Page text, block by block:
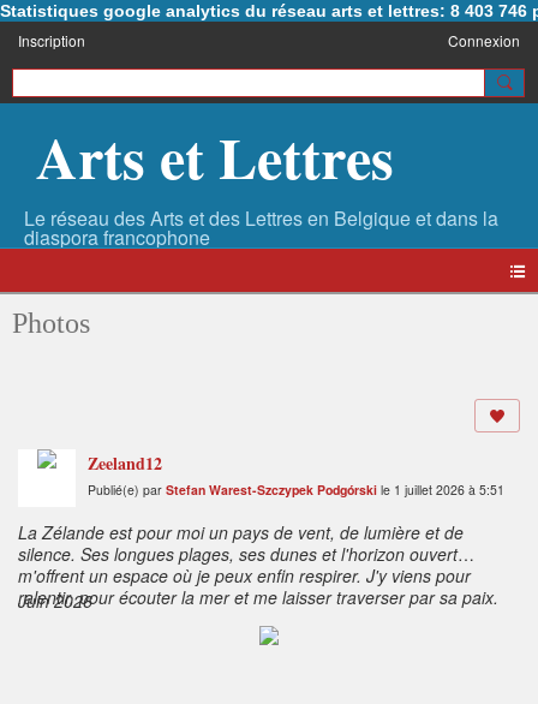
Statistiques google analytics du réseau arts et lettres: 8 403 746
Inscription Connexion
Arts et Lettres
Photos
Zeeland12
Publié(e) par Stefan Warest-Szczypek Podgórski le 1 juillet 2026 à 5:51
La Zélande est pour moi un pays de vent, de lumière et de
silence. Ses longues plages, ses dunes et l'horizon ouvert
m'offrent un espace où je peux enfin respirer. J'y viens pour
ralentir, pour écouter la mer et me laisser traverser par sa paix.
lumière ou d'un souffle qui apaise le tumulte intérieur. Là-bas,
Juin 2026